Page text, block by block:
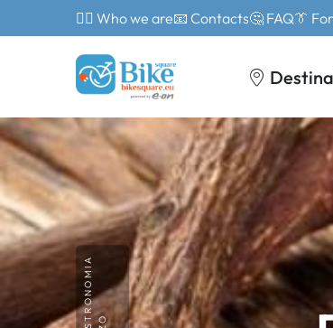
🙎‍♂️ Who we are📧 Contacts🤔 FAQ👔